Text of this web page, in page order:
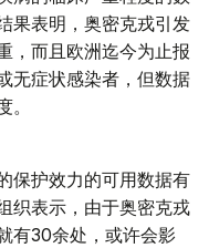
果表明，奥密克戎引发
，而且欧洲迄今为止报
无症状感染者，但数据
保护效力的可用数据有
织表示，由于奥密克戎
有30余处，或许会影